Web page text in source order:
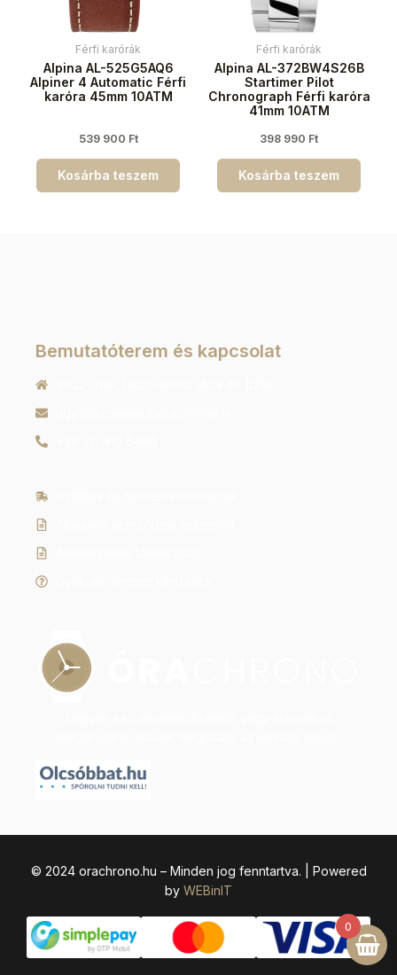
Férfi karórák
Alpina AL-525G5AQ6
Alpiner 4 Automatic Férfi
karóra 45mm 10ATM
539 900 Ft
Kosárba teszem
Férfi karórák
Alpina AL-372BW4S26B
Startimer Pilot
Chronograph Férfi karóra
41mm 10ATM
398 990 Ft
Kosárba teszem
Bemutatóterem és kapcsolat
© 2024 orachrono.hu – Minden jog fenntartva. | Powered
by WEBinIT
0